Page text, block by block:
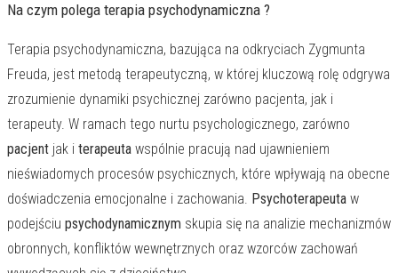
Na czym polega terapia psychodynamiczna ?
Terapia psychodynamiczna, bazująca na odkryciach Zygmunta
Freuda, jest metodą terapeutyczną, w której kluczową rolę odgrywa
zrozumienie dynamiki psychicznej zarówno pacjenta, jak i
terapeuty. W ramach tego nurtu psychologicznego, zarówno
pacjent jak i terapeuta wspólnie pracują nad ujawnieniem
nieświadomych procesów psychicznych, które wpływają na obecne
doświadczenia emocjonalne i zachowania. Psychoterapeuta w
podejściu psychodynamicznym skupia się na analizie mechanizmów
obronnych, konfliktów wewnętrznych oraz wzorców zachowań